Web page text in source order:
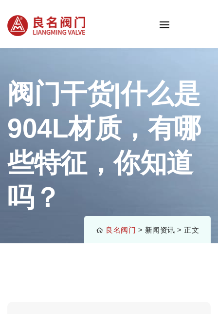
阀门干货|什么是
904L材质，有哪
些特征，你知道
吗？
良名阀门 > 新闻资讯 > 正文